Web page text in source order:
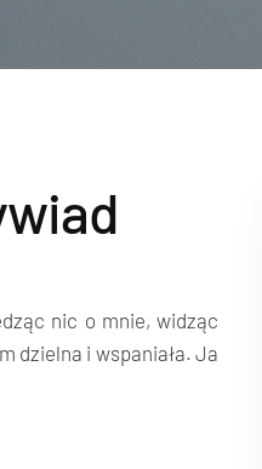
nic o mnie, widząc
dzielna i wspaniała. Ja